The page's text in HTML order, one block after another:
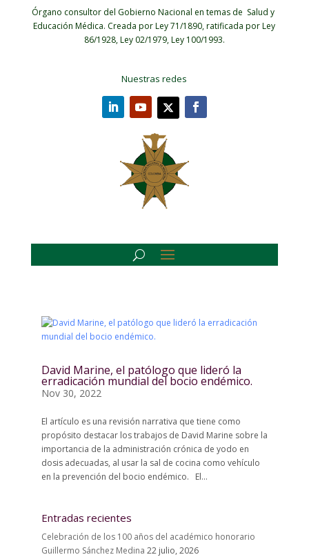
Órgano consultor del Gobierno Nacional en temas de Salud y
Educación Médica. Creada por Ley 71/1890, ratificada por Ley
86/1928, Ley 02/1979, Ley 100/1993.
Nuestras redes
David Marine, el patólogo que lideró la
erradicación mundial del bocio endémico.
Nov 30, 2022
El artículo es una revisión narrativa que tiene como
propósito destacar los trabajos de David Marine sobre la
importancia de la administración crónica de yodo en
dosis adecuadas, al usar la sal de cocina como vehículo
en la prevención del bocio endémico. El...
Entradas recientes
Celebración de los 100 años del académico honorario
Guillermo Sánchez Medina 22 julio, 2026